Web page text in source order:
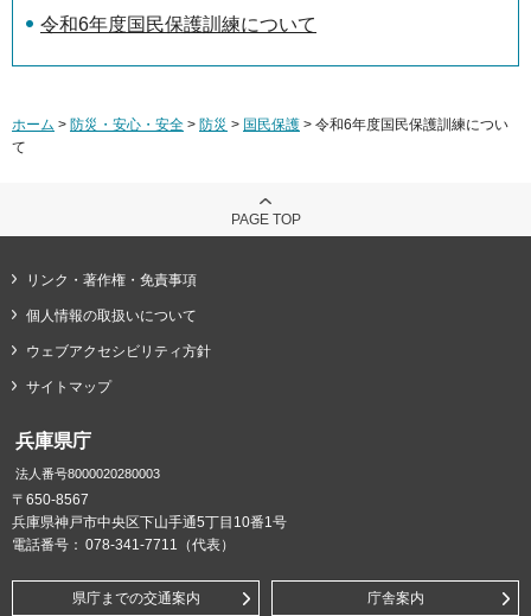
令和6年度国民保護訓練について
ホーム > 防災・安心・安全 > 防災 > 国民保護 > 令和6年度国民保護訓練につい
て
PAGE TOP
リンク・著作権・免責事項
個人情報の取扱いについて
ウェブアクセシビリティ方針
サイトマップ
兵庫県庁
法人番号8000020280003
〒650-8567
兵庫県神戸市中央区下山手通5丁目10番1号
電話番号： 078-341-7711（代表）
県庁までの交通案内 庁舎案内